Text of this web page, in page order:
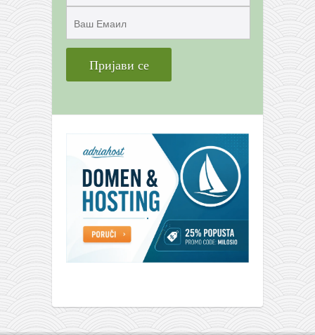
чланарина
контакт
бесплатна е-књига
термини тренинга
моја прича
моја прича
контакт